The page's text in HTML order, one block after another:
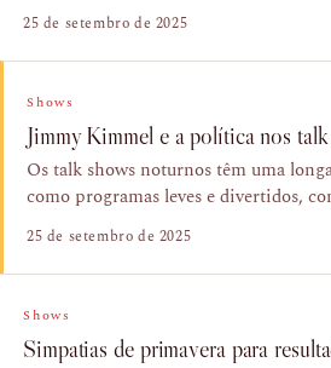
25 de setembro de 2025
Shows
Jimmy Kimmel e a política nos
Os talk shows noturnos têm uma
como programas leves e divertidos,
25 de setembro de 2025
Shows
Simpatias de primavera para